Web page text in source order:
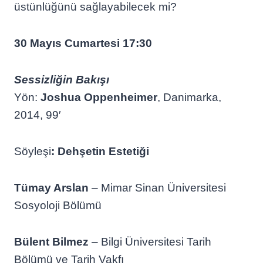
üstünlüğünü sağlayabilecek mi?
30 Mayıs Cumartesi 17:30
Sessizliğin Bakışı
Yön: Joshua Oppenheimer, Danimarka,
2014, 99′
Söyleşi: Dehşetin Estetiği
Tümay Arslan – Mimar Sinan Üniversitesi
Sosyoloji Bölümü
Bülent Bilmez – Bilgi Üniversitesi Tarih
Bölümü ve Tarih Vakfı